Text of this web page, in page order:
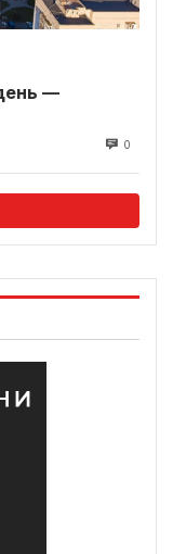
—
0